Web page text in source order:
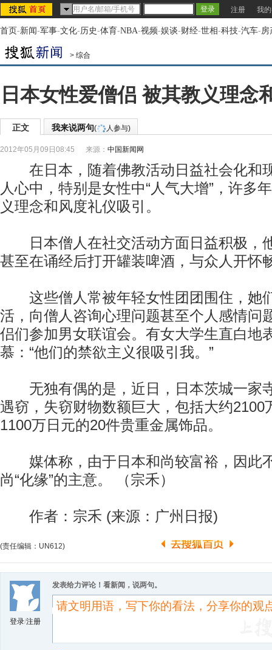
注册 我
首页-新闻-军事-文化-历史-体育-NBA-视频-娱谈-财经-世相-科技-汽车-房
> 综合
日本女性爱僧侣 被其教义理念
正文 我来说两句( 人参与)
2012年05月09日08:45 来源： 中国新闻网
在日本，随着佛教活动日益社会化和
人心中，特别是女性中“人气大增”，许多
义理念和风度礼仪吸引。
日本僧人在社交活动方面日益积极，
甚至在诵经后打开罐装啤酒，与众人开怀
这些僧人常被年轻女性团团围住，她
活，向僧人咨询心理问题甚至个人感情问
侣们参加男女联谊会。有女大学生直白地
慕：“他们的禁欲主义很吸引我。”
无独有偶的是，近日，日本茨城一家
遇窃，失窃财物数额巨大，包括大约2100
1100万日元的20件贵重金属饰品。
媒体称，由于日本和尚较富裕，因此
尚“化缘”的主意。 （宗禾）
作者：宗禾 (来源：广州日报)
(责任编辑：UN612)
登录/注册
发表给力评论！看新闻，说两句。